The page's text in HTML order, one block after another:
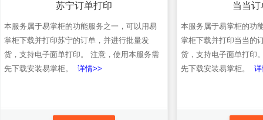
苏宁订单打印
本服务属于易掌柜的功能服务之一，可以用易
掌柜下载并打印苏宁的订单，并进行批量发
货，支持电子面单打印。 注意，使用本服务需
先下载安装易掌柜。 详情>>
当当
本服务属于易掌柜的功
掌柜下载并打印当当的
货，支持电子面单打印
先下载安装易掌柜。